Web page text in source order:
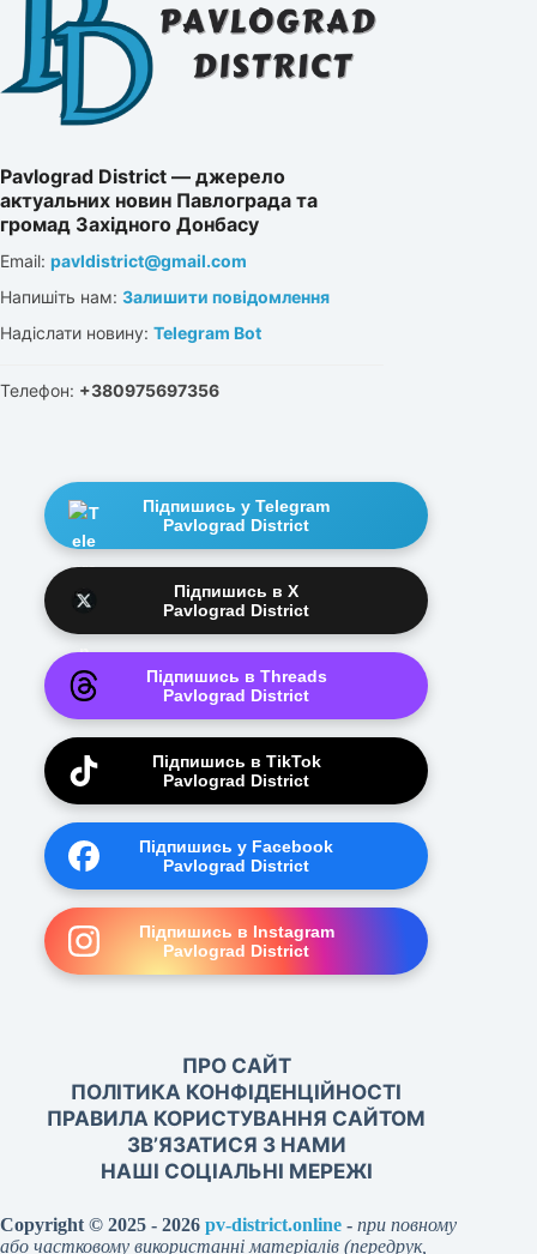
Pavlograd District — джерело
актуальних новин Павлограда та
громад Західного Донбасу
Email: pavldistrict@gmail.com
Напишіть нам: Залишити повідомлення
Надіслати новину: Telegram Bot
Телефон: +380975697356
Підпишись у Telegram
Pavlograd District
Підпишись в X
Pavlograd District
Підпишись в Threads
Pavlograd District
Підпишись в TikTok
Pavlograd District
Підпишись у Facebook
Pavlograd District
Підпишись в Instagram
Pavlograd District
ПРО САЙТ
ПОЛІТИКА КОНФІДЕНЦІЙНОСТІ
ПРАВИЛА КОРИСТУВАННЯ САЙТОМ
ЗВ’ЯЗАТИСЯ З НАМИ
НАШІ СОЦІАЛЬНІ МЕРЕЖІ
Copyright © 2025 - 2026 pv-district.online - при повному
або частковому використанні матеріалів (передрук,